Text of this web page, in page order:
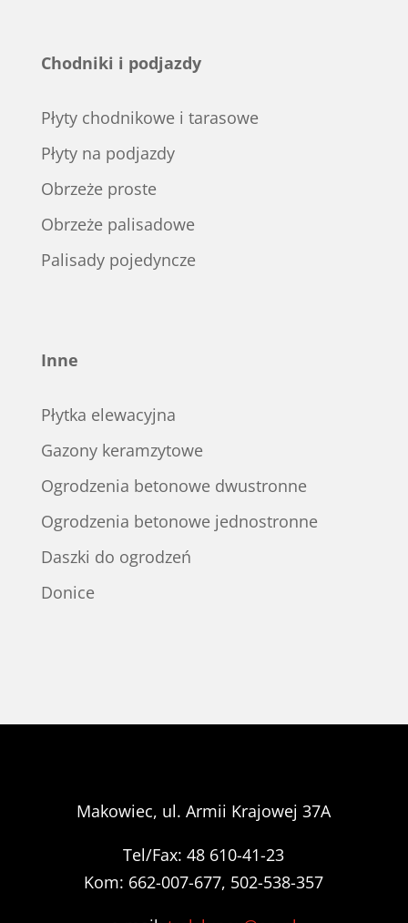
Chodniki i podjazdy
Płyty chodnikowe i tarasowe
Płyty na podjazdy
Obrzeże proste
Obrzeże palisadowe
Palisady pojedyncze
Inne
Płytka elewacyjna
Gazony keramzytowe
Ogrodzenia betonowe dwustronne
Ogrodzenia betonowe jednostronne
Daszki do ogrodzeń
Donice
Makowiec, ul. Armii Krajowej 37A
Tel/Fax: 48 610-41-23
Kom: 662-007-677, 502-538-357